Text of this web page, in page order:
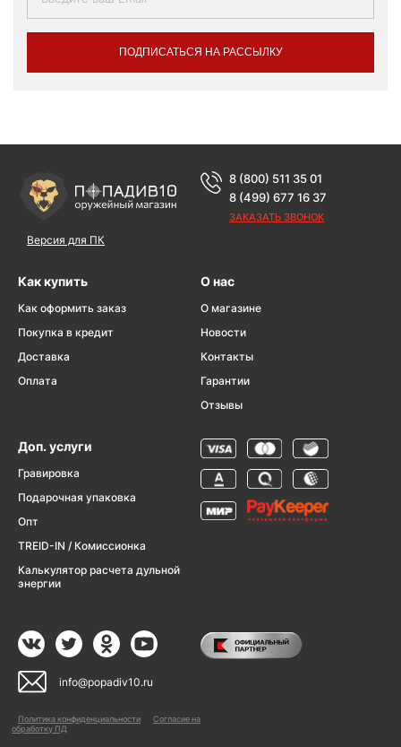
ПОДПИСАТЬСЯ НА РАССЫЛКУ
Версия для ПК
8 (800) 511 35 01
8 (499) 677 16 37
ЗАКАЗАТЬ ЗВОНОК
Как купить
Как оформить заказ
Покупка в кредит
Доставка
Оплата
О нас
О магазине
Новости
Контакты
Гарантии
Отзывы
Доп. услуги
Гравировка
Подарочная упаковка
Опт
TREID-IN / Комиссионка
Калькулятор расчета дульной
энергии
info@popadiv10.ru
Политика конфиденциальности
Согласие на
обработку ПД